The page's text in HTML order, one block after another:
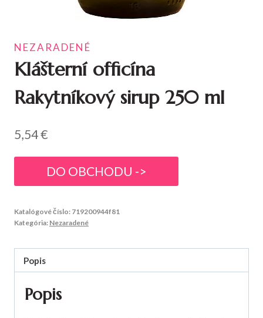
NEZARADENÉ
Klášterní officína
Rakytníkový sirup 250 ml
5,54€
DO OBCHODU ->
Katalógové číslo: 719200944f81
Kategória: Nezaradené
Popis
Popis